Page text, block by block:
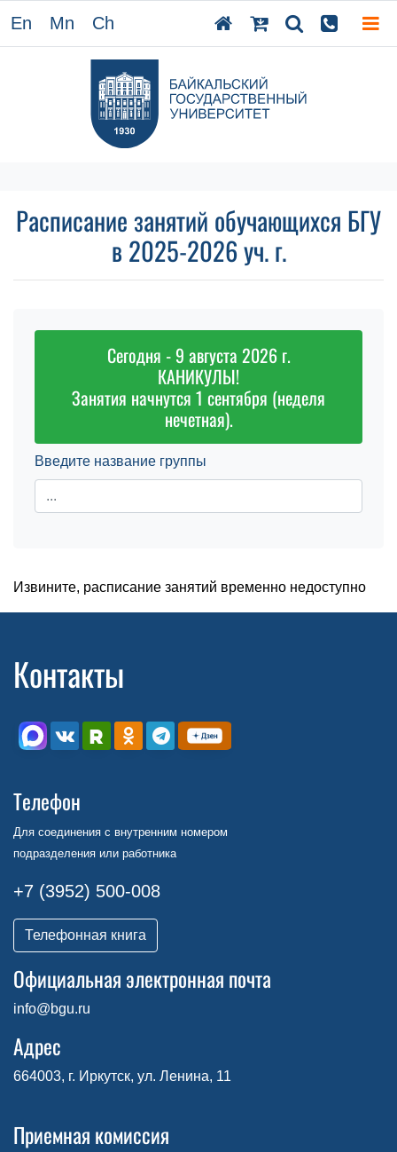
En Mn Ch
Расписание занятий обучающихся БГУ
в 2025-2026 уч. г.
Сегодня - 9 августа 2026 г.
КАНИКУЛЫ!
Занятия начнутся 1 сентября (неделя
нечетная).
Введите название группы
Извините, расписание занятий временно недоступно
Контакты
Телефон
Для соединения с внутренним номером
подразделения или работника
+7 (3952) 500-008
Телефонная книга
Официальная электронная почта
info@bgu.ru
Адрес
664003, г. Иркутск, ул. Ленина, 11
Приемная комиссия